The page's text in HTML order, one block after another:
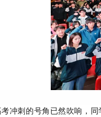
冲刺的号角已然吹响，